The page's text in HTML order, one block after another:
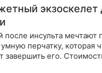
экзоскелет
инсульта мечтают
умную перчатку,
его.